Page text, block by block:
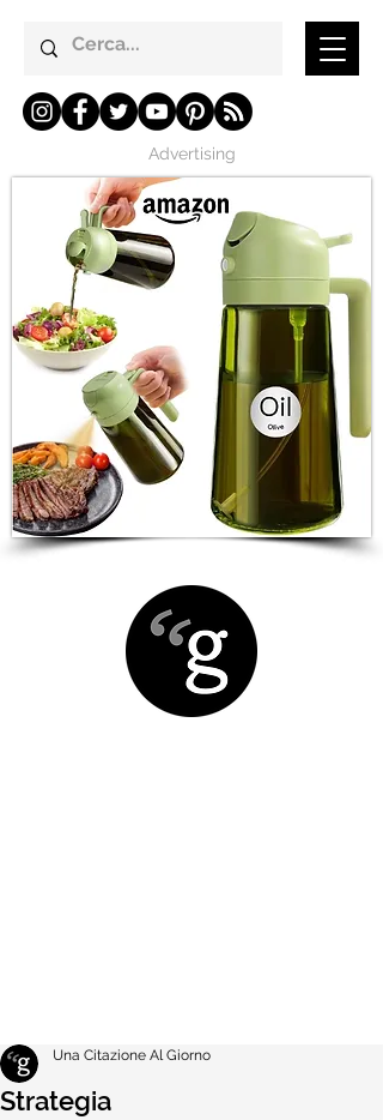
Advertising
Strategia
Una Citazione Al Giorno